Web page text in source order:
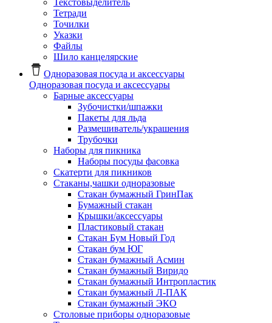
Текстовыделитель
Тетради
Точилки
Указки
Файлы
Шило канцелярские
Одноразовая посуда и аксессуары
Одноразовая посуда и аксессуары
Барные аксессуары
Зубочистки/шпажки
Пакеты для льда
Размешиватель/украшения
Трубочки
Наборы для пикника
Наборы посуды фасовка
Скатерти для пикников
Стаканы,чашки одноразовые
Cтакан бумажный ГринПак
Бумажный стакан
Крышки/аксессуары
Пластиковый стакан
Стакан Бум Новый Год
Стакан бум ЮГ
Стакан бумажный Асмин
Стакан бумажный Виридо
Стакан бумажный Интропластик
Стакан бумажный Л-ПАК
Стакан бумажный ЭКО
Столовые приборы одноразовые